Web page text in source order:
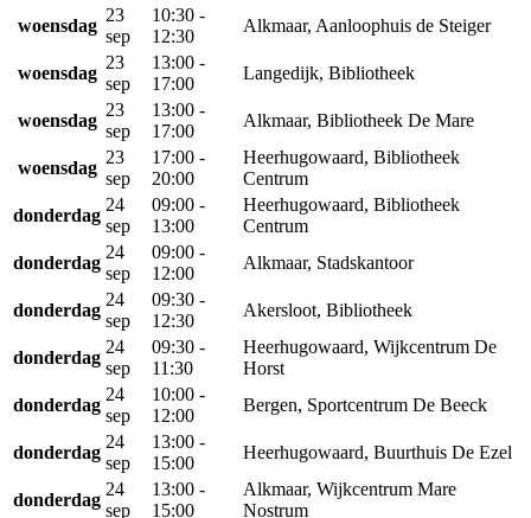
woensdag
23
sep
10:30 -
12:30
Alkmaar, Aanloophuis de Steiger
woensdag
23
sep
13:00 -
17:00
Langedijk, Bibliotheek
woensdag
23
sep
13:00 -
17:00
Alkmaar, Bibliotheek De Mare
woensdag
23
sep
17:00 -
20:00
Heerhugowaard, Bibliotheek
Centrum
donderdag
24
sep
09:00 -
13:00
Heerhugowaard, Bibliotheek
Centrum
donderdag
24
sep
09:00 -
12:00
Alkmaar, Stadskantoor
donderdag
24
sep
09:30 -
12:30
Akersloot, Bibliotheek
donderdag
24
sep
09:30 -
11:30
Heerhugowaard, Wijkcentrum De
Horst
donderdag
24
sep
10:00 -
12:00
Bergen, Sportcentrum De Beeck
donderdag
24
sep
13:00 -
15:00
Heerhugowaard, Buurthuis De Ezel
donderdag
24
sep
13:00 -
15:00
Alkmaar, Wijkcentrum Mare
Nostrum